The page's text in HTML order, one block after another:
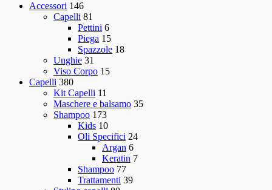
Accessori 146
Capelli 81
Pettini 6
Piega 15
Spazzole 18
Unghie 31
Viso Corpo 15
Capelli 380
Kit Capelli 11
Maschere e balsamo 35
Shampoo 173
Kids 10
Oli Specifici 24
Argan 6
Keratin 7
Shampoo 77
Trattamenti 39